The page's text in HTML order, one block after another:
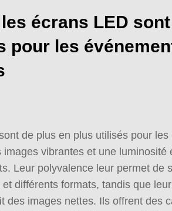
écrans LED sont
pour les
de plus en plus utilisés pour les
images vibrantes et une luminosité
Leur polyvalence leur permet de
différents formats, tandis que
des images nettes. Ils offrent des